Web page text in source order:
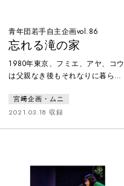
青年団若手自主企画vol.86
忘れる滝の家
1980年東京、フミエ、アヤ、コウ
は父親なき後もそれなりに暮らし
れなくなる。洞窟を訪れ、ヘビに
出会い、姿を変えられたコウ。
界が同時進行する、同時多発SF郷
宮﨑企画・ムニ
2021.03.18 収録